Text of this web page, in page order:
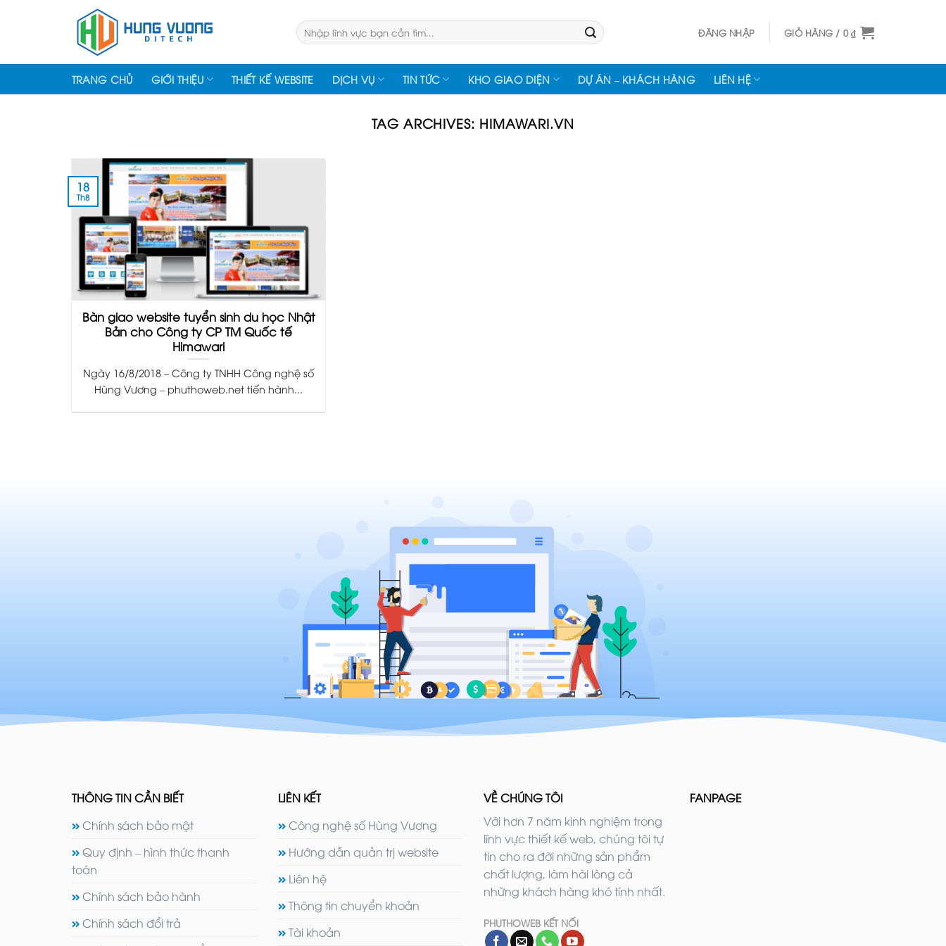
Tìm
kiếm:
ĐĂNG NHẬP GIỎ HÀNG / 0₫
TRANG CHỦ GIỚI THIỆU THIẾT KẾ WEBSITE DỊCH VỤ TIN TỨC KHO GIAO DIỆN DỰ ÁN – KHÁCH HÀNG LIÊN HỆ
TAG ARCHIVES: HIMAWARI.VN
Bàn giao website tuyển sinh du học Nhật
Bản cho Công ty CP TM Quốc tế
Himawari
Ngày 16/8/2018 – Công ty TNHH Công nghệ số
Hùng Vương – phuthoweb.net tiến hành...
18
Th8
THÔNG TIN CẦN BIẾT
Chính sách bảo mật
Quy định – hình thức thanh
toán
Chính sách bảo hành
Chính sách đổi trả
LIÊN KẾT
Công nghệ số Hùng Vương
Hướng dẫn quản trị website
Liên hệ
Thông tin chuyển khoản
Tài khoản
VỀ CHÚNG TÔI
Với hơn 7 năm kinh nghiệm trong
lĩnh vực thiết kế web, chúng tôi tự
tin cho ra đời những sản phẩm
chất lượng, làm hài lòng cả
những khách hàng khó tính nhất.
PHUTHOWEB KẾT NỐI
FANPAGE